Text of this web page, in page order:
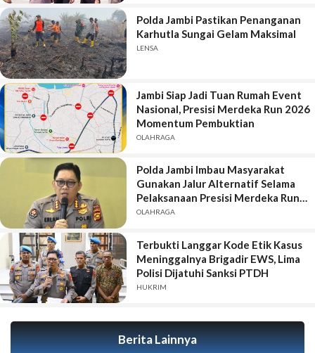
Polda Jambi Pastikan Penanganan
Karhutla Sungai Gelam Maksimal
LENSA
Jambi Siap Jadi Tuan Rumah Event
Nasional, Presisi Merdeka Run 2026
Momentum Pembuktian
OLAHRAGA
Polda Jambi Imbau Masyarakat
Gunakan Jalur Alternatif Selama
Pelaksanaan Presisi Merdeka Run
2026
OLAHRAGA
Terbukti Langgar Kode Etik Kasus
Meninggalnya Brigadir EWS, Lima
Polisi Dijatuhi Sanksi PTDH
HUKRIM
Berita Lainnya